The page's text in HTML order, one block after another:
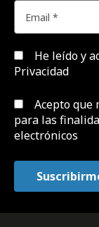
He leído y
Privacidad
Acepto que
para las
electrónicos